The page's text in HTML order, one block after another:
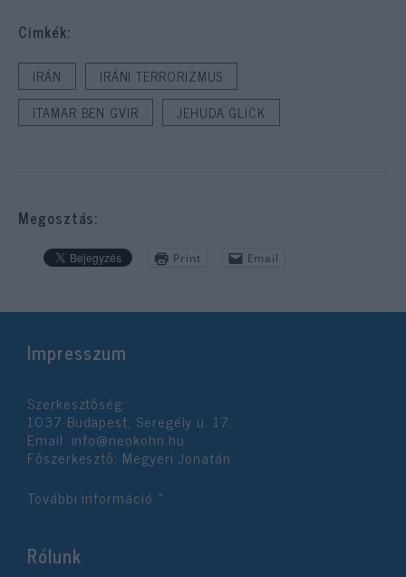
Cimkék:
IRÁN
IRÁNI TERRORIZMUS
ITAMAR BEN GVIR
JEHUDA GLICK
Megosztás:
Print Email
Impresszum
Szerkesztőség:
1037 Budapest, Seregély u. 17.
Email: info@neokohn.hu
Főszerkesztő: Megyeri Jonatán
További információ »
Rólunk